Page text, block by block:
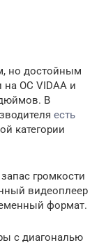
но достойным
на ОС VIDAA и
В
есть
категории
громкости
видеоплеер
формат.
с диагональю